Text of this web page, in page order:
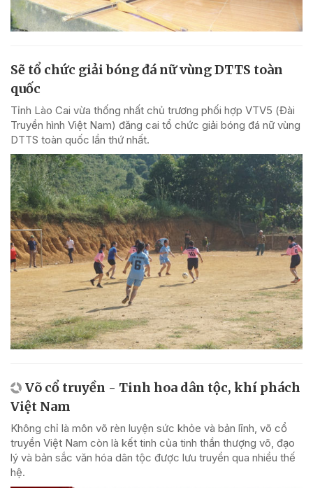
Sẽ tổ chức giải bóng đá nữ vùng DTTS toàn
quốc
Tỉnh Lào Cai vừa thống nhất chủ trương phối hợp VTV5 (Đài
Truyền hình Việt Nam) đăng cai tổ chức giải bóng đá nữ vùng
DTTS toàn quốc lần thứ nhất.
Võ cổ truyền - Tinh hoa dân tộc, khí phách
Việt Nam
Không chỉ là môn võ rèn luyện sức khỏe và bản lĩnh, võ cổ
truyền Việt Nam còn là kết tinh của tinh thần thượng võ, đạo
lý và bản sắc văn hóa dân tộc được lưu truyền qua nhiều thế
hệ.